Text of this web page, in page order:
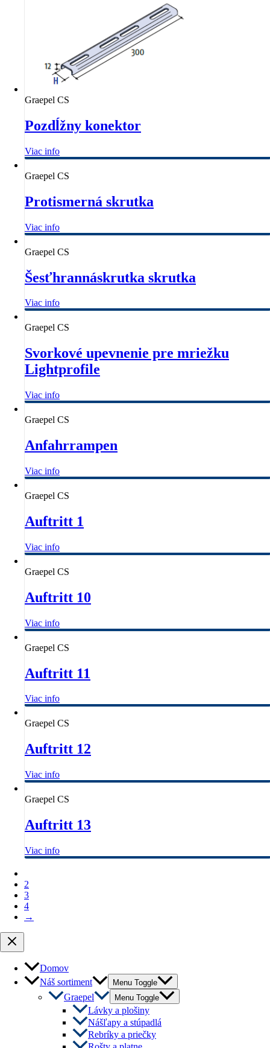
Graepel CS
Pozdĺžny konektor
Viac info
Graepel CS
Protismerná skrutka
Viac info
Graepel CS
Šesťhrannáskrutka skrutka
Viac info
Graepel CS
Svorkové upevnenie pre mriežku
Lightprofile
Viac info
Graepel CS
Anfahrrampen
Viac info
Graepel CS
Auftritt 1
Viac info
Graepel CS
Auftritt 10
Viac info
Graepel CS
Auftritt 11
Viac info
Graepel CS
Auftritt 12
Viac info
Graepel CS
Auftritt 13
Viac info
2
3
4
→
Domov
Náš sortiment
Menu Toggle
Graepel Menu Toggle
Lávky a plošiny
Nášľapy a stúpadlá
Rebríky a priečky